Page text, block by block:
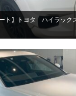
ート】トヨタ ハイラッ